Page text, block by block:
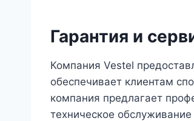
Гарантия и
Компания Vestel
обеспечивает клиентам
компания предлагает
техническое